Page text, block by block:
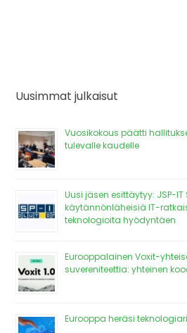
Uusimmat julkaisut
Vuosikokous päätti
tulevalle kaudelle
Uusi jäsen esittäytyy: JSP-
käytännönläheisiä IT-
teknologioita hyödyntäen
Eurooppalainen Voxit-
suvereniteettia: yhteinen
Eurooppa heräsi